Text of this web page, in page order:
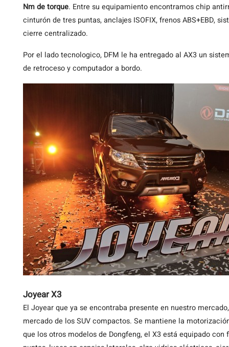
Nm de torque. Entre su equipamiento encontramos chip
cinturón de tres puntas, anclajes ISOFIX, frenos ABS+EBD,
cierre centralizado.
Por el lado tecnologico, DFM le ha entregado al AX3 un
de retroceso y computador a bordo.
Joyear X3
El Joyear que ya se encontraba presente en nuestro
mercado de los SUV compactos. Se mantiene la
que los otros modelos de Dongfeng, el X3 está equipado con